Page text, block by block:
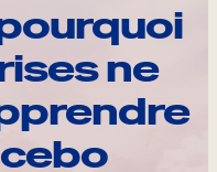
ne